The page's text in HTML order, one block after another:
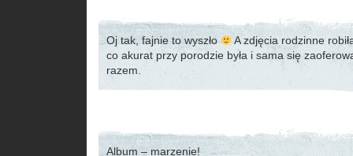
Oj tak, fajnie to wyszło
A zdjęcia rodzinne
co akurat przy porodzie była i sama się
razem.
Album – marzenie!